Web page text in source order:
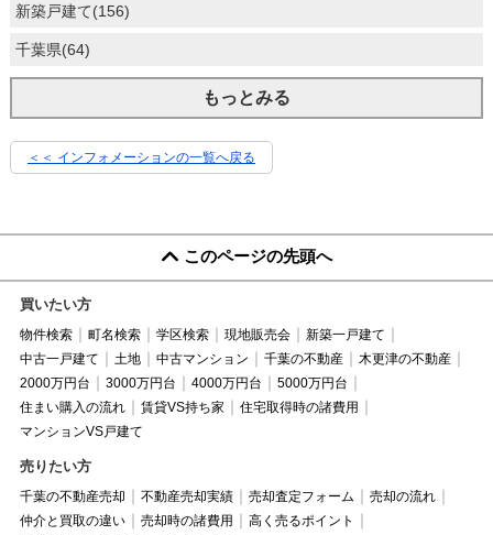
新築戸建て(156)
千葉県(64)
もっとみる
＜＜ インフォメーションの一覧へ戻る
このページの先頭へ
買いたい方
物件検索 町名検索 学区検索 現地販売会
新築一戸建て
中古一戸建て
土地 中古マンション 千葉の不動産
木更津の不動産
2000万円台
3000万円台 4000万円台
5000万円台
住まい購入の流れ
賃貸VS持ち家
住宅取得時の諸費用
マンションVS戸建て
売りたい方
千葉の不動産売却 不動産売却実績 売却査定フォーム
売却の流れ
仲介と買取の違い
売却時の諸費用
高く売るポイント